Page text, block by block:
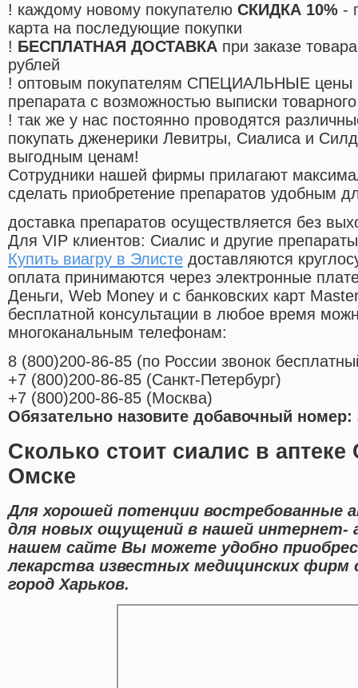
! каждому новому покупателю СКИДКА 10% -
карта на последующие покупки
! БЕСПЛАТНАЯ ДОСТАВКА при заказе
рублей
! оптовым покупателям СПЕЦИАЛЬНЫЕ цены
препарата с возможностью выписки
! так же у нас постоянно проводятся
покупать дженерики Левитры, Сиалиса и
выгодным ценам!
Cотрудники нашей фирмы прилагают
сделать приобретение препаратов удобным
доставка препаратов осуществляется без
Для VIP клиентов: Сиалис и другие
Купить виагру в Элисте доставляются
оплата принимаются через электронные
Деньги, Web Money и с банковских карт
бесплатной консультации в любое время
многоканальным телефонам:
8 (800)200-86-85 (по России звонок
+7 (800)200-86-85 (Санкт-Петербург)
+7 (800)200-86-85 (Москва)
Обязательно назовите добавочный номер:
Сколько стоит сиалис в
Омске
Для хорошей потенции востребованные
для новых ощущений в нашей интернет-
нашем сайте Вы можете удобно
лекарства известных медицинских
город Харьков.